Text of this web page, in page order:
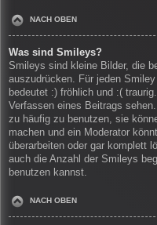
NACH OBEN
Was sind Smileys?
Smileys sind kleine Bilder, die
auszudrücken. Für jeden
bedeutet :) fröhlich und :(
Verfassen eines Beitrags
zu häufig zu benutzen, sie
machen und ein Moderator
überarbeiten oder gar komplett
auch die Anzahl der Smileys
benutzen kannst.
NACH OBEN